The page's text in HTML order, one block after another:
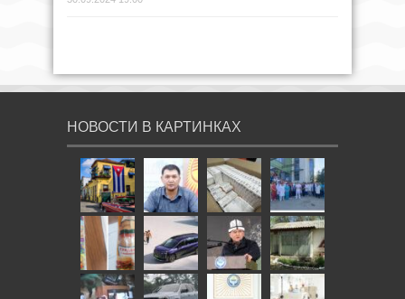
НОВОСТИ В КАРТИНКАХ